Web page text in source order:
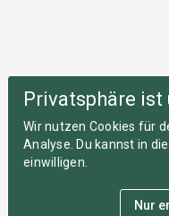
Privatsphäre
Wir nutzen Cookies für
Analyse. Du kannst in
einwilligen.
Nur